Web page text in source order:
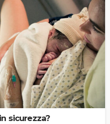
sicurezza?